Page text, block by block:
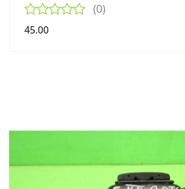
(0)
45.00